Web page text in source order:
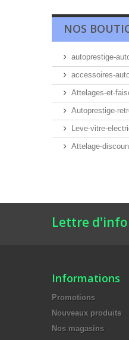
NOS
autoprestige-
accessoires-
Attelages-et-
Autoprestige-
Leve-vitre-
Attelage-
Lettre
Informations
Promotions
Nouveaux produits
Nos magasins